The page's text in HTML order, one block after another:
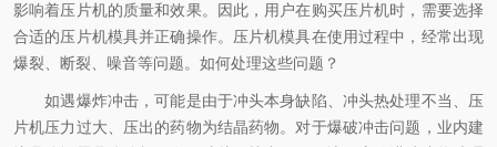
影响着压片机的质量和效果。因此，用户在购买压片机时，需要选择
合适的压片机模具并正确操作。压片机模具在使用过程中，经常出现
爆裂、断裂、噪音等问题。如何处理这些问题？
如遇爆炸冲击，可能是由于冲头本身缺陷、冲头热处理不当、压
片机压力过大、压出的药物为结晶药物。对于爆破冲击问题，业内建